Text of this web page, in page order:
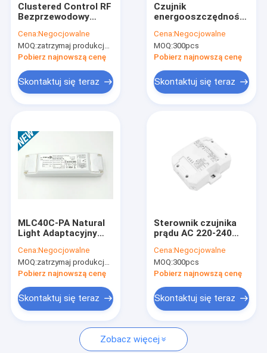
Produkty
Pokaz VR
Skontaktuj się z nami
Nowości
Poproś o wycenę
Clustered Control RF
Bezprzewodowy
anty-interferencja 3-
stopniowe
ściemnianie
Cena:Negocjowalne
MOQ:zatrzymaj produkcję, niedostępne.
Pobierz najnowszą cenę
Skontaktuj się teraz
Czujnik
energooszczędności
Maksymalna moc
wyjściowa dla LED
Linear Light
Cena:Negocjowalne
MOQ:300pcs
Pobierz najnowszą cenę
Skontaktuj się teraz
MLC40C-PA Natural
Light Adaptacyjny
funkcją światła
dziennego
Cena:Negocjowalne
MOQ:zatrzymaj produkcję, niedostępne.
Pobierz najnowszą cenę
Skontaktuj się teraz
Sterownik czujnika
prądu AC 220-240
interaktywnego, 5-
letnia gwarancja
Cena:Negocjowalne
MOQ:300pcs
Pobierz najnowszą cenę
Skontaktuj się teraz
Zobacz więcej